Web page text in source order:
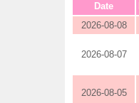
Date
2026-08-08
2026-08-07
2026-08-05